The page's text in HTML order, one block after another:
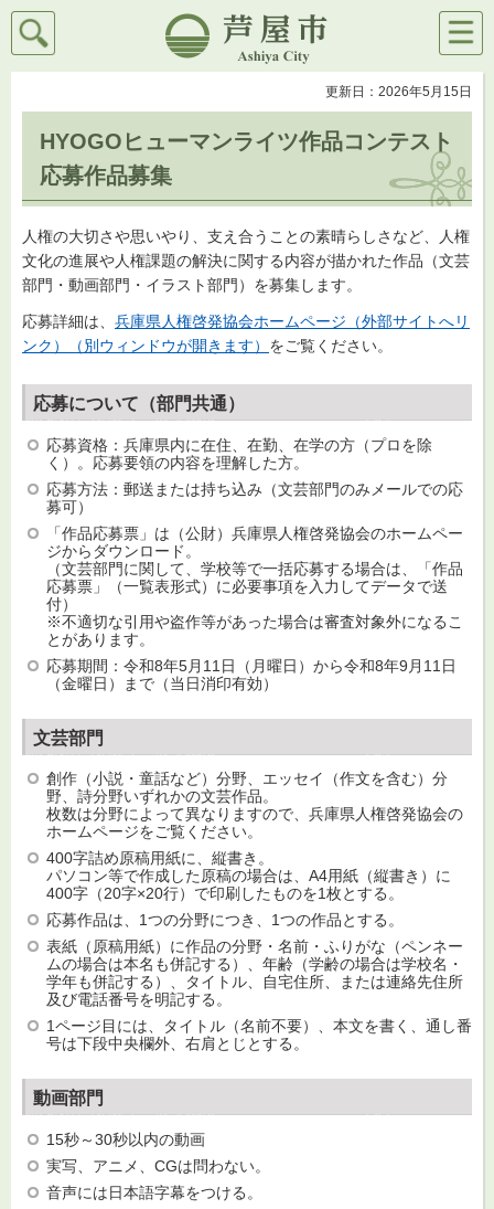
芦屋市
検索
メニ
ュー
更新日：2026年5月15日
HYOGOヒューマンライツ作品コンテスト
応募作品募集
人権の大切さや思いやり、支え合うことの素晴らしさなど、人権
文化の進展や人権課題の解決に関する内容が描かれた作品（文芸
部門・動画部門・イラスト部門）を募集します。
応募詳細は、 兵庫県人権啓発協会ホームページ（外部サイトへリ
ンク）（別ウィンドウが開きます） をご覧ください。
応募について（部門共通）
応募資格：兵庫県内に在住、在勤、在学の方（プロを除
く）。応募要領の内容を理解した方。
応募方法：郵送または持ち込み（文芸部門のみメールでの応
募可）
「作品応募票」は（公財）兵庫県人権啓発協会のホームペー
ジからダウンロード。
（文芸部門に関して、学校等で一括応募する場合は、「作品
応募票」（一覧表形式）に必要事項を入力してデータで送
付）
※不適切な引用や盗作等があった場合は審査対象外になるこ
とがあります。
応募期間：令和8年5月11日（月曜日）から令和8年9月11日
（金曜日）まで（当日消印有効）
文芸部門
創作（小説・童話など）分野、エッセイ（作文を含む）分
野、詩分野いずれかの文芸作品。
枚数は分野によって異なりますので、兵庫県人権啓発協会の
ホームページをご覧ください。
400字詰め原稿用紙に、縦書き。
パソコン等で作成した原稿の場合は、A4用紙（縦書き）に
400字（20字×20行）で印刷したものを1枚とする。
応募作品は、1つの分野につき、1つの作品とする。
表紙（原稿用紙）に作品の分野・名前・ふりがな（ペンネー
ムの場合は本名も併記する）、年齢（学齢の場合は学校名・
学年も併記する）、タイトル、自宅住所、または連絡先住所
及び電話番号を明記する。
1ページ目には、タイトル（名前不要）、本文を書く、通し番
号は下段中央欄外、右肩とじとする。
動画部門
15秒～30秒以内の動画
実写、アニメ、CGは問わない。
音声には日本語字幕をつける。